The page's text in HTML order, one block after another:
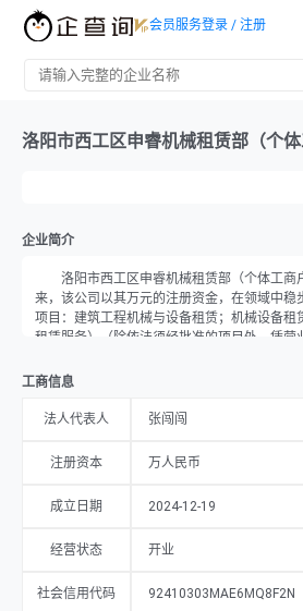
会员服务登录 / 注册
洛阳市西工区申睿机械租赁部（个体
企业简介
洛阳市西工区申睿机械租赁部（个体工商
来，该公司以其万元的注册资金，在领域中稳
项目：建筑工程机械与设备租赁；机械设备租
租赁服务）（除依法须经批准的项目外，凭营
工商信息
法人代表人 张闯闯
注册资本 万人民币
成立日期 2024-12-19
经营状态 开业
社会信用代码 92410303MAE6MQ8F2N